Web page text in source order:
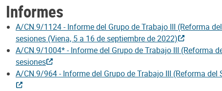
Informes
A/CN.9/1124 - Informe del Grupo de Trabajo III (Reforma
sesiones (Viena, 5 a 16 de septiembre de 2022)
A/CN.9/1004* - Informe del Grupo de Trabajo III (Reforma
sesiones
A/CN.9/964 - Informe del Grupo de Trabajo III (Reforma